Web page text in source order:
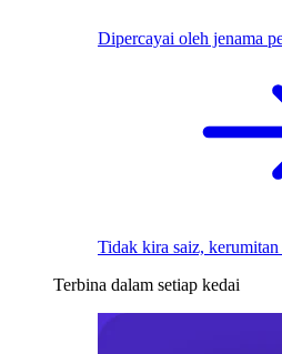
Dipercayai oleh jenama
Tidak kira saiz, kerumitan
Terbina dalam setiap kedai